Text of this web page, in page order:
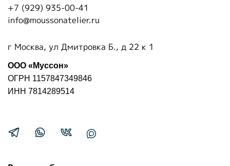
+7 (929) 935-00-41
info@moussonatelier.ru
г Москва, ул Дмитровка Б., д 22 к 1
ООО «Муссон»
ОГРН 1157847349846
ИНН 7814289514